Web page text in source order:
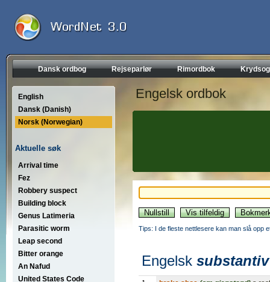
Dansk ordbog Rejseparlør Rimordbok
English
Dansk (Danish)
Norsk (Norwegian)
Aktuelle søk
Arrival time
Fez
Robbery suspect
Building block
Genus Latimeria
Parasitic worm
Leap second
Bitter orange
An Nafud
United States Code
Engelsk ordbok
Tips: I de fleste nettlesere kan man slå opp
Engelsk substantiv